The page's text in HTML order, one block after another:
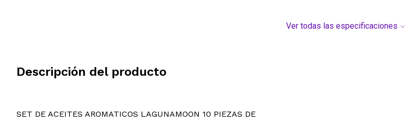
Ver todas las especificaciones
Descripción del producto
SET DE ACEITES AROMATICOS LAGUNAMOON 10 PIEZAS DE